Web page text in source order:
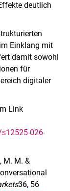
deutlich
Einklang mit
damit sowohl
für
digitaler
Link
026-
M. M. &
36, 56